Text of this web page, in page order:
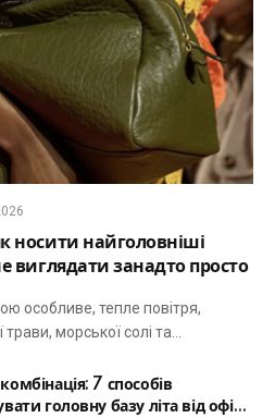
носити найголовніші
виглядати занадто просто
особливе, тепле повітря,
морської солі та…
7 способів
головну базу літа від офісу